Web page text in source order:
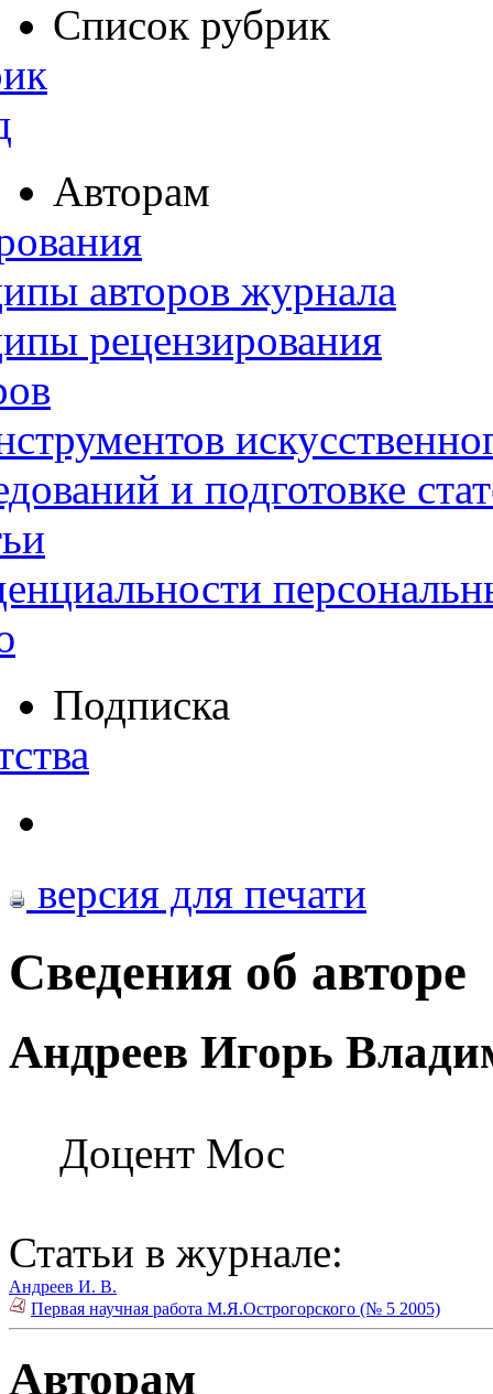
Список рубрик
Авторам
авторов журнала
рецензирования
и подготовке
Подписка
версия для печати
Сведения об авторе
Андреев Игорь
Доцент Мос
Статьи в журнале:
Андреев И. В.
Первая научная работа М.Я.Острогорского (№ 5 2005)
Авторам